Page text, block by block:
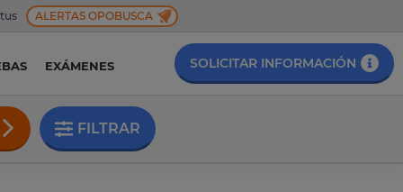
ALERTAS OPOBUSCA
EXÁMENES SOLICITAR INFORMACIÓN
FILTRAR